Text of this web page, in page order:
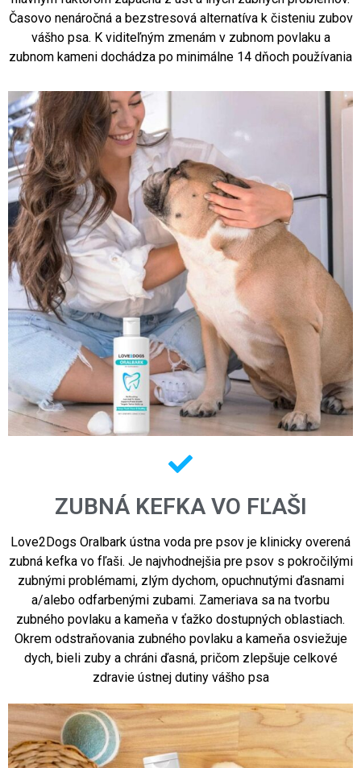
Časovo nenáročná a bezstresová alternatíva k čisteniu zubov
vášho psa. K viditeľným zmenám v zubnom povlaku a
zubnom kameni dochádza po minimálne 14 dňoch používania
ZUBNÁ KEFKA VO FĽAŠI
Love2Dogs Oralbark ústna voda pre psov je klinicky overená
zubná kefka vo fľaši. Je najvhodnejšia pre psov s pokročilými
zubnými problémami, zlým dychom, opuchnutými ďasnami
a/alebo odfarbenými zubami. Zameriava sa na tvorbu
zubného povlaku a kameňa v ťažko dostupných oblastiach.
Okrem odstraňovania zubného povlaku a kameňa osviežuje
dych, bieli zuby a chráni ďasná, pričom zlepšuje celkové
zdravie ústnej dutiny vášho psa